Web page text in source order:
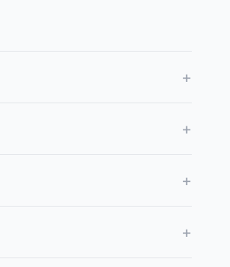
+
+
+
+